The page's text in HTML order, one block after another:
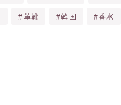
革靴 韓国 香水